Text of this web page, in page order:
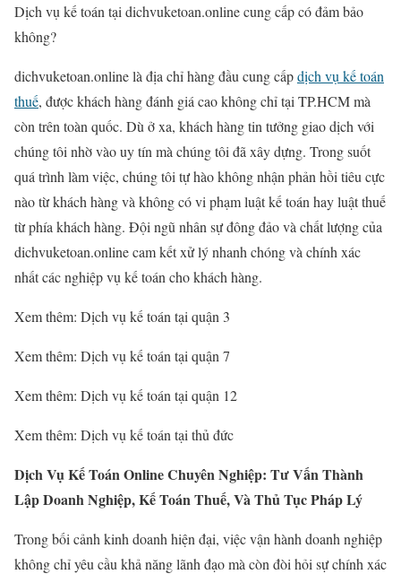
Dịch vụ kế toán tại dichvuketoan.online cung cấp có đảm bảo
không?
dichvuketoan.online là địa chỉ hàng đầu cung cấpdịch vụ kế toán
thuế, được khách hàng đánh giá cao không chỉ tại TP.HCM mà
còn trên toàn quốc. Dù ở xa, khách hàng tin tưởng giao dịch với
chúng tôi nhờ vào uy tín mà chúng tôi đã xây dựng. Trong suốt
quá trình làm việc, chúng tôi tự hào không nhận phản hồi tiêu cực
nào từ khách hàng và không có vi phạm luật kế toán hay luật thuế
từ phía khách hàng. Đội ngũ nhân sự đông đảo và chất lượng của
dichvuketoan.online cam kết xử lý nhanh chóng và chính xác
nhất các nghiệp vụ kế toán cho khách hàng.
Xem thêm: Dịch vụ kế toán tại quận 3
Xem thêm: Dịch vụ kế toán tại quận 7
Xem thêm: Dịch vụ kế toán tại quận 12
Xem thêm: Dịch vụ kế toán tại thủ đức
Dịch Vụ Kế Toán Online Chuyên Nghiệp: Tư Vấn Thành
Lập Doanh Nghiệp, Kế Toán Thuế, Và Thủ Tục Pháp Lý
Trong bối cảnh kinh doanh hiện đại, việc vận hành doanh nghiệp
không chỉ yêu cầu khả năng lãnh đạo mà còn đòi hỏi sự chính xác